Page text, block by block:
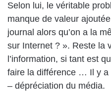
Selon lui, le véritable
manque de valeur
journal alors qu’on a la
sur Internet ? ». Reste la
l’information, si tant est
faire la différence … Il y a
– dépréciation du média.